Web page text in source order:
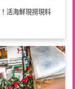
活海鮮現撈現料